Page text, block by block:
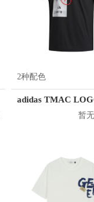
2种配色
暂